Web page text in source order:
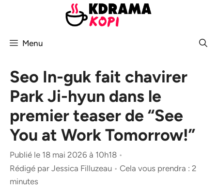
Menu
Seo In-guk fait chavirer
Park Ji-hyun dans le
premier teaser de “See
You at Work Tomorrow!”
Publié le 18 mai 2026 à 10h18 •
Rédigé par Jessica Filluzeau • Cela vous prendra : 2
minutes